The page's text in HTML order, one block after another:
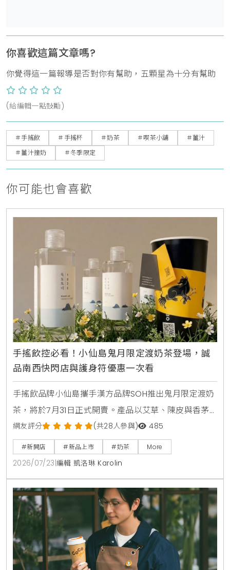
你喜歡這篇文章嗎?
你覺得這一篇報導是否對你有幫助，五顆星為十分有幫助
(給編輯一點鼓勵)
＃手搖飲 ＃手搖杯 ＃奶茶 ＃喫茶小舖
＃薑汁
＃薑汁撞奶
＃冬季限定
你可能也會喜歡
手搖飲控必看！小仙島鬼月限定渡奶茶登場，誠
品南西快閃店與護身符優惠一次看
手搖飲品牌小仙島攜手漢方品牌SOH推出鬼月限定渡奶
茶，將於7月31日正式開賣。產品以艾草、陳皮與香茅
等草本食材入茶，帶給讀者清爽去悶的全新風味。同步
登場的還有誠品生活台北南西店快閃店，以及與
Allumer Dessert合作的中秋甜點禮盒，提供豐富的生
活體驗與門市優惠。
網友評分 (共28人參與) 485
#新開店 #新品上市 #奶茶 More
2026/07/23 編輯 凱洛琳 Karolin